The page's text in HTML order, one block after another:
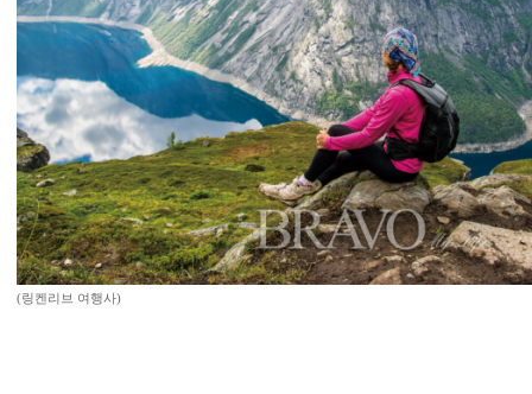
(링켄리브 여행사)